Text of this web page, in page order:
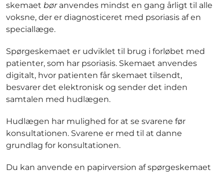
skemaet bør anvendes mindst en gang årligt til alle
voksne, der er diagnosticeret med psoriasis af en
speciallæge.
Spørgeskemaet er udviklet til brug i forløbet med
patienter, som har psoriasis. Skemaet anvendes
digitalt, hvor patienten får skemaet tilsendt,
besvarer det elektronisk og sender det inden
samtalen med hudlægen.
Hudlægen har mulighed for at se svarene før
konsultationen. Svarene er med til at danne
grundlag for konsultationen.
Du kan anvende en papirversion af spørgeskemaet